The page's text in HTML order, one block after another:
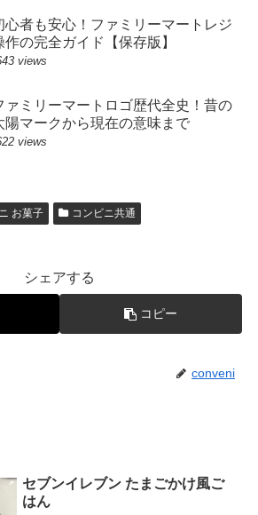
心者も安心！ファミリーマートレジ
作の完全ガイド【保存版】
views
ァミリーマートロゴ歴代全史！昔の
陽マークから現在の意味まで
views
お菓子
コンビニ共通
シェアする
コピー
conveni
セブンイレブン たまごかけ風ご
はん